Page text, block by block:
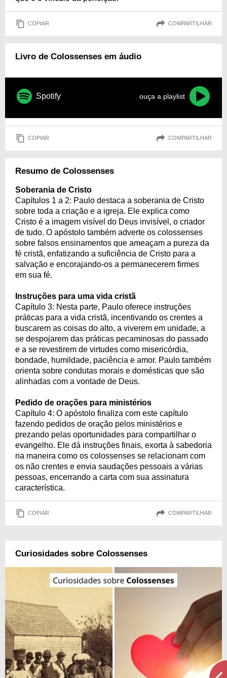
COPIAR COMPARTILHAR
Livro de Colossenses em áudio
Spotify ouça a playlist
COPIAR COMPARTILHAR
Resumo de Colossenses
Soberania de Cristo
Capítulos 1 a 2: Paulo destaca a soberania de Cristo
sobre toda a criação e a igreja. Ele explica como
Cristo é a imagem visível do Deus invisível, o criador
de tudo. O apóstolo também adverte os colossenses
sobre falsos ensinamentos que ameaçam a pureza da
fé cristã, enfatizando a suficiência de Cristo para a
salvação e encorajando-os a permanecerem firmes
em sua fé.
Instruções para uma vida cristã
Capítulo 3: Nesta parte, Paulo oferece instruções
práticas para a vida cristã, incentivando os crentes a
buscarem as coisas do alto, a viverem em unidade, a
se despojarem das práticas pecaminosas do passado
e a se revestirem de virtudes como misericórdia,
bondade, humildade, paciência e amor. Paulo também
orienta sobre condutas morais e domésticas que são
alinhadas com a vontade de Deus.
Pedido de orações para ministérios
Capítulo 4: O apóstolo finaliza com este capítulo
fazendo pedidos de oração pelos ministérios e
prezando pelas oportunidades para compartilhar o
evangelho. Ele dá instruções finais, exorta à sabedoria
na maneira como os colossenses se relacionam com
os não crentes e envia saudações pessoais a várias
pessoas, encerrando a carta com sua assinatura
característica.
COPIAR COMPARTILHAR
Curiosidades sobre Colossenses